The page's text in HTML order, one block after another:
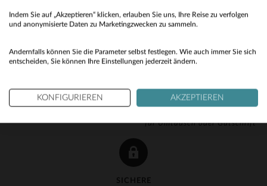
KOSTENLOSE LIEFERUNG
ab 150 €
KOSTENLOSE 90-TAGE-
RÜCKGABE
für Umtausch oder Gutschrift
SICHERE
No
Indem Sie auf „Akzeptieren“ klicken, erlauben Sie uns, Ihre Reise zu verfolgen
und anonymisierte Daten zu Marketingzwecken zu sammeln.
Andernfalls können Sie die Parameter selbst festlegen. Wie auch immer Sie sich
entscheiden, Sie können Ihre Einstellungen jederzeit ändern.
KONFIGURIEREN AKZEPTIEREN